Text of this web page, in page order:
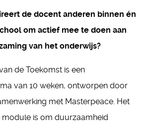
de docent anderen binnen én
om actief mee te doen aan
van het onderwijs?
de Toekomst is een
van 10 weken, ontworpen door
met Masterpeace. Het
is om duurzaamheid